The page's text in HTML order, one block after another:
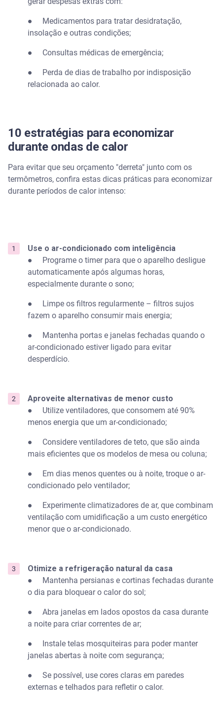
● Medicamentos para tratar desidratação,
insolação e outras condições;
● Consultas médicas de emergência;
● Perda de dias de trabalho por indisposição
relacionada ao calor.
10 estratégias para economizar
durante ondas de calor
Para evitar que seu orçamento "derreta" junto com os
termômetros, confira estas dicas práticas para economizar
durante períodos de calor intenso:
Use o ar-condicionado com inteligência
● Programe o timer para que o aparelho desligue
automaticamente após algumas horas,
especialmente durante o sono;
● Limpe os filtros regularmente – filtros sujos
fazem o aparelho consumir mais energia;
● Mantenha portas e janelas fechadas quando o
ar-condicionado estiver ligado para evitar
desperdício.
Aproveite alternativas de menor custo
● Utilize ventiladores, que consomem até 90%
menos energia que um ar-condicionado;
● Considere ventiladores de teto, que são ainda
mais eficientes que os modelos de mesa ou coluna;
● Em dias menos quentes ou à noite, troque o ar-
condicionado pelo ventilador;
● Experimente climatizadores de ar, que combinam
ventilação com umidificação a um custo energético
menor que o ar-condicionado.
Otimize a refrigeração natural da casa
● Mantenha persianas e cortinas fechadas durante
o dia para bloquear o calor do sol;
● Abra janelas em lados opostos da casa durante
a noite para criar correntes de ar;
● Instale telas mosquiteiras para poder manter
janelas abertas à noite com segurança;
● Se possível, use cores claras em paredes
externas e telhados para refletir o calor.